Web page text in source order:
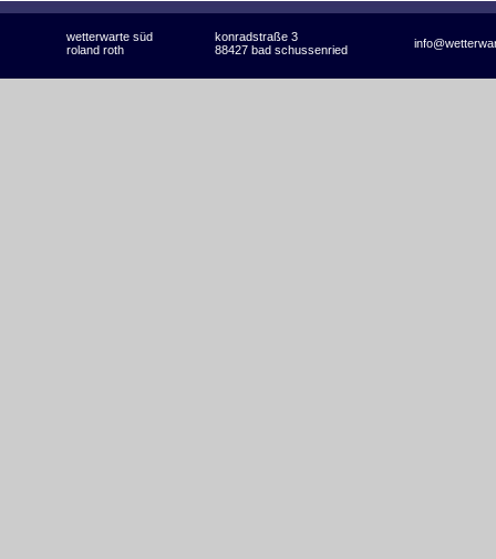
wetterwarte süd konradstraße 3
roland roth 88427 bad schussenried